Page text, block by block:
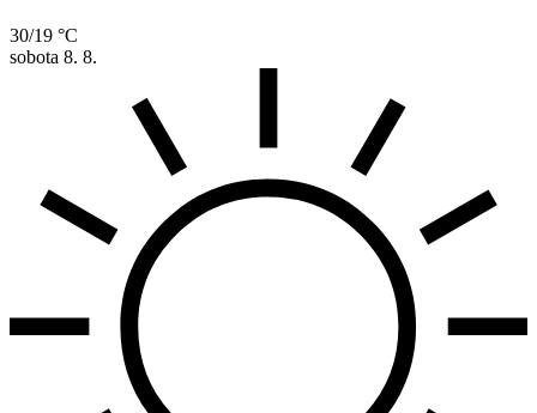
30/19 °C
sobota 8. 8.